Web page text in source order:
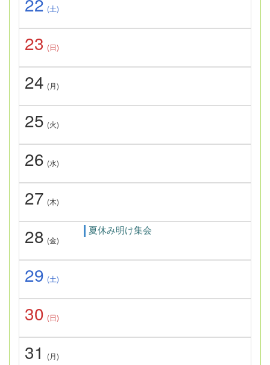
(土)
23 (日)
24 (月)
25 (火)
26 (水)
27 (木)
28 (金)
夏休み明け集会
29 (土)
30 (日)
31 (月)